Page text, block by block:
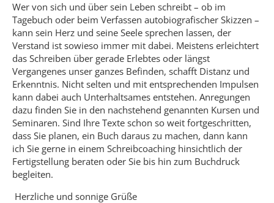
Wer von sich und über sein Leben schreibt – ob im
Tagebuch oder beim Verfassen autobiografischer Skizzen –
kann sein Herz und seine Seele sprechen lassen, der
Verstand ist sowieso immer mit dabei. Meistens erleichtert
das Schreiben über gerade Erlebtes oder längst
Vergangenes unser ganzes Befinden, schafft Distanz und
Erkenntnis. Nicht selten und mit entsprechenden Impulsen
kann dabei auch Unterhaltsames entstehen. Anregungen
dazu finden Sie in den nachstehend genannten Kursen und
Seminaren. Sind Ihre Texte schon so weit fortgeschritten,
dass Sie planen, ein Buch daraus zu machen, dann kann
ich Sie gerne in einem Schreibcoaching hinsichtlich der
Fertigstellung beraten oder Sie bis hin zum Buchdruck
begleiten.
Herzliche und sonnige Grüße